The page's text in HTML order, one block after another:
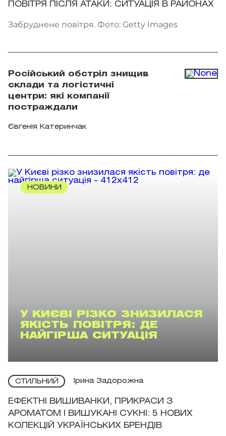
ПОВІТРЯ ПІСЛЯ АТАКИ: СИТУАЦІЯ В РАЙОНАХ
Забруднене повітря. Фото: Getty Images
Російський обстріл знищив
склади та логістичні
центри: які компанії
постраждали
Євгенія Катеринчак
НОВИНИ
У КИЄВІ РІЗКО ЗНИЗИЛАСЯ
ЯКІСТЬ ПОВІТРЯ: ДЕ
НАЙГІРША СИТУАЦІЯ
СТИЛЬНИЙ Ірина Задорожна
ЕФЕКТНІ ВИШИВАНКИ, ПРИКРАСИ З
АРОМАТОМ І ВИШУКАНІ СУКНІ: 5 НОВИХ
КОЛЕКЦІЙ УКРАЇНСЬКИХ БРЕНДІВ